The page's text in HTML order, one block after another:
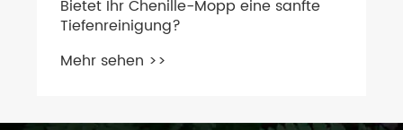
Bietet Ihr Chenille-Mopp eine sanfte
Tiefenreinigung?
Mehr sehen >>